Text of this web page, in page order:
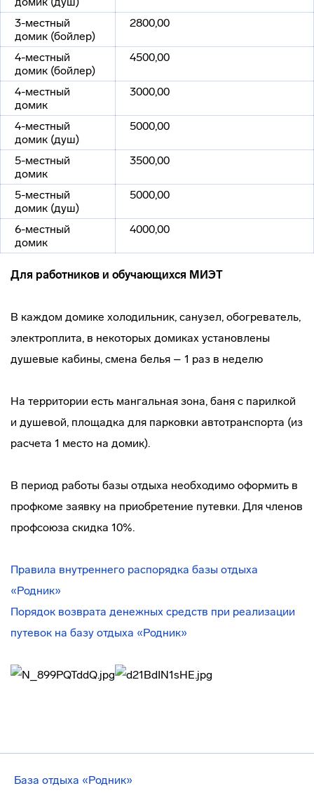
База отдыха «Родник»
3-местный
домик (бойлер)
2800,00
4-местный
домик (бойлер)
4500,00
4-местный
домик
3000,00
4-местный
домик (душ)
5000,00
5-местный
домик
3500,00
5-местный
домик (душ)
5000,00
6-местный
домик
4000,00
Для работников и обучающихся МИЭТ
В каждом домике холодильник, санузел, обогреватель,
электроплита, в некоторых домиках установлены
душевые кабины, смена белья – 1 раз в неделю
На территории есть мангальная зона, баня с парилкой
и душевой, площадка для парковки автотранспорта (из
расчета 1 место на домик).
В период работы базы отдыха необходимо оформить в
профкоме заявку на приобретение путевки. Для членов
профсоюза скидка 10%.
Правила внутреннего распорядка базы отдыха
«Родник»
Порядок возврата денежных средств при реализации
путевок на базу отдыха «Родник»